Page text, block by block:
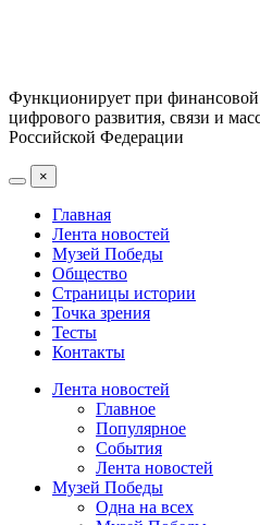
Функционирует при
цифрового развития, связи и
Российской Федерации
×
Главная
Лента новостей
Музей Победы
Общество
Страницы истории
Точка зрения
Тесты
Контакты
Лента новостей
Главное
Популярное
События
Лента новостей
Музей Победы
Одна на всех